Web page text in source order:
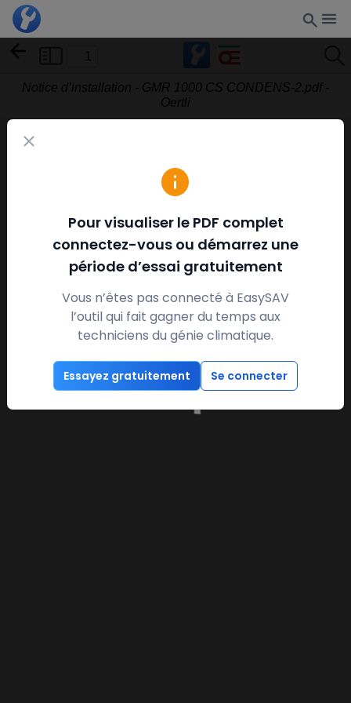
Sidebar
Notice d’installation - GMR 1000 CS CONDENS-2.pdf -
Oertli
Pour visualiser le PDF complet
connectez-vous ou démarrez une
période d’essai gratuitement
Vous n’êtes pas connecté à EasySAV
l’outil qui fait gagner du temps aux
techniciens du génie climatique.
Essayez gratuitement Se connecter